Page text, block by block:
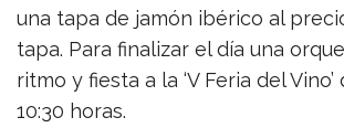
una tapa de jamón ibérico al
tapa. Para finalizar el día una
ritmo y fiesta a la ‘V Feria del
10:30 horas.